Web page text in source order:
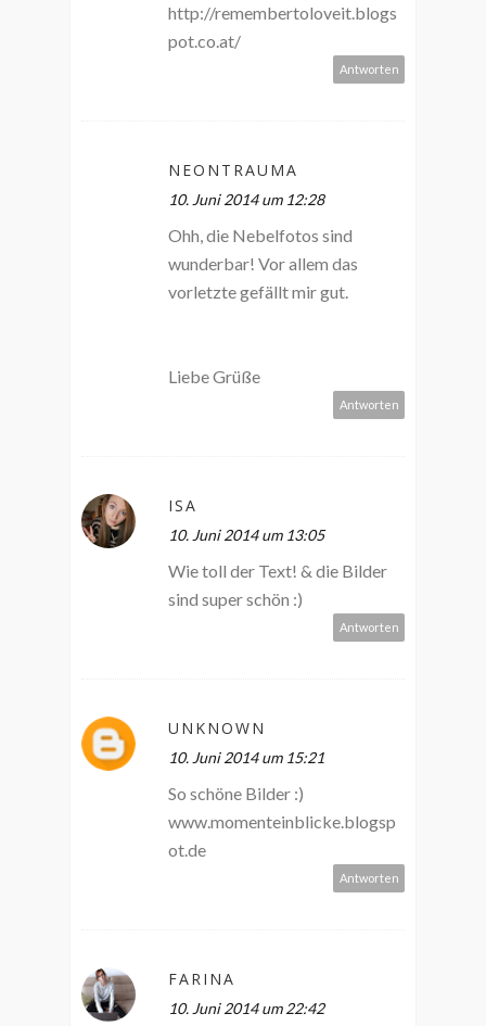
http://remembertoloveit.blogs
pot.co.at/
Antworten
NEONTRAUMA
10. Juni 2014 um 12:28
Ohh, die Nebelfotos sind
wunderbar! Vor allem das
vorletzte gefällt mir gut.
Liebe Grüße
Antworten
ISA
10. Juni 2014 um 13:05
Wie toll der Text! & die Bilder
sind super schön :)
Antworten
UNKNOWN
10. Juni 2014 um 15:21
So schöne Bilder :)
www.momenteinblicke.blogsp
ot.de
Antworten
FARINA
10. Juni 2014 um 22:42